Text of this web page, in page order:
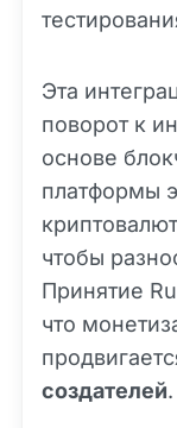
Эта
поворот к
основе
платформы
чтобы
Принятие
что
создателей.